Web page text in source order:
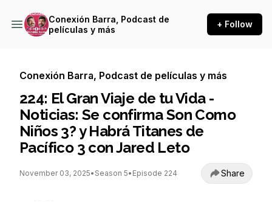
Conexión Barra, Podcast de
películas y más
+ Follow
Conexión Barra, Podcast de películas y más
224: El Gran Viaje de tu Vida -
Noticias: Se confirma Son Como
Niños 3? y Habrá Titanes de
Pacífico 3 con Jared Leto
November 03, 2025• Season 5• Episode 224 Share